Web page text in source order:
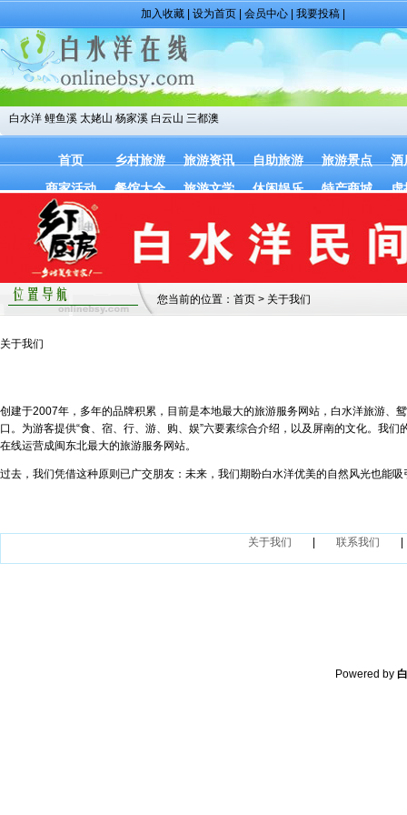
加入收藏 设为首页 会员中心 我要投稿
白水洋 鲤鱼溪 太姥山 杨家溪 白云山 三都澳
首页 乡村旅游 旅游资讯 自助旅游 旅游景点
酒
商家活动
餐馆大全 旅游文学 休闲娱乐 特产商城 虚
您当前的位置： 首页 > 关于我们
关于我们
创建于2007年，多年的品牌积累，目前是本地最大的旅游服务网站，白水洋旅游、
口。为游客提供“食、宿、行、游、购、娱”六要素综合介绍，以及屏南的文化。我
在线运营成闽东北最大的旅游服务网站。
过去，我们凭借这种原则已广交朋友：未来，我们期盼白水洋优美的自然风光也能
关于我们 联系我们
Powered by